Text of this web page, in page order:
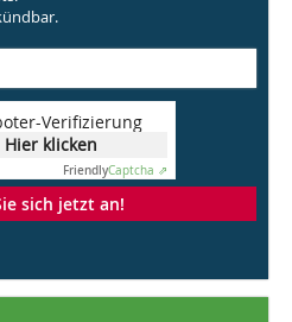
Verifizierung
Hier klicken
FriendlyCaptcha ⇗
sich jetzt an!